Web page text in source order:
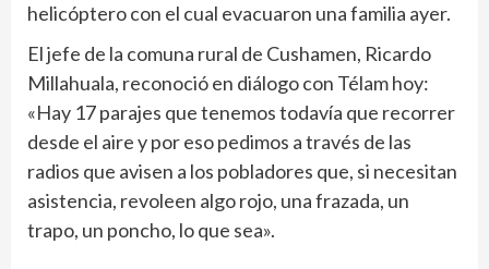
helicóptero con el cual evacuaron una familia ayer.
El jefe de la comuna rural de Cushamen, Ricardo
Millahuala, reconoció en diálogo con Télam hoy:
«Hay 17 parajes que tenemos todavía que recorrer
desde el aire y por eso pedimos a través de las
radios que avisen a los pobladores que, si necesitan
asistencia, revoleen algo rojo, una frazada, un
trapo, un poncho, lo que sea».